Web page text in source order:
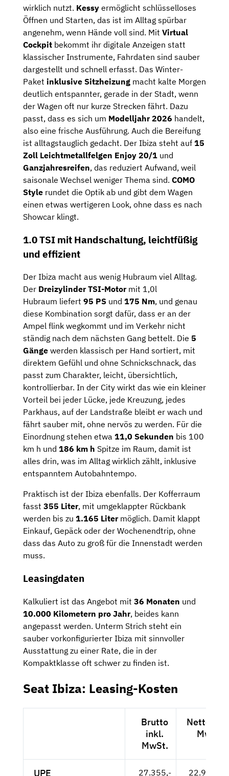
wirklich nutzt. Kessy ermöglicht schlüsselloses
Öffnen und Starten, das ist im Alltag spürbar
angenehm, wenn Hände voll sind. Mit Virtual
Cockpit bekommt ihr digitale Anzeigen statt
klassischer Instrumente, Fahrdaten sind sauber
dargestellt und schnell erfasst. Das Winter-
Paket inklusive Sitzheizung macht kalte Morgen
deutlich entspannter, gerade in der Stadt, wenn
der Wagen oft nur kurze Strecken fährt. Dazu
passt, dass es sich um Modelljahr 2026 handelt,
also eine frische Ausführung. Auch die Bereifung
ist alltagstauglich gedacht. Der Ibiza steht auf 15
Zoll Leichtmetallfelgen Enjoy 20/1 und
Ganzjahresreifen, das reduziert Aufwand, weil
saisonale Wechsel weniger Thema sind. COMO
Style rundet die Optik ab und gibt dem Wagen
einen etwas wertigeren Look, ohne dass es nach
Showcar klingt.
1.0 TSI mit Handschaltung, leichtfüßig
und effizient
Der Ibiza macht aus wenig Hubraum viel Alltag.
Der Dreizylinder TSI-Motor mit 1,0l
Hubraum liefert 95 PS und 175 Nm, und genau
diese Kombination sorgt dafür, dass er an der
Ampel flink wegkommt und im Verkehr nicht
ständig nach dem nächsten Gang bettelt. Die 5
Gänge werden klassisch per Hand sortiert, mit
direktem Gefühl und ohne Schnickschnack, das
passt zum Charakter, leicht, übersichtlich,
kontrollierbar. In der City wirkt das wie ein kleiner
Vorteil bei jeder Lücke, jede Kreuzung, jedes
Parkhaus, auf der Landstraße bleibt er wach und
fährt sauber mit, ohne nervös zu werden. Für die
Einordnung stehen etwa 11,0 Sekunden bis 100
km h und 186 km h Spitze im Raum, damit ist
alles drin, was im Alltag wirklich zählt, inklusive
entspanntem Autobahntempo.
Praktisch ist der Ibiza ebenfalls. Der Kofferraum
fasst 355 Liter, mit umgeklappter Rückbank
werden bis zu 1.165 Litermöglich. Damit klappt
Einkauf, Gepäck oder der Wochenendtrip, ohne
dass das Auto zu groß für die Innenstadt werden
muss.
Leasingdaten
Kalkuliert ist das Angebot mit 36 Monaten und
10.000 Kilometern pro Jahr, beides kann
angepasst werden. Unterm Strich steht ein
sauber vorkonfigurierter Ibiza mit sinnvoller
Ausstattung zu einer Rate, die in der
Kompaktklasse oft schwer zu finden ist.
Seat Ibiza: Leasing-Kosten
Brutto
inkl.
MwSt.
Netto
MwSt.
UPE 27.355,- 22.987,--